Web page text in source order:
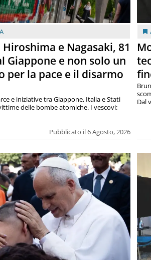
e Nagasaki, 81
Giappone e non solo un
per la pace e il disarmo
Pubblicato il 6 Agosto, 2026
e iniziative tra Giappone, Italia e Stati
delle bombe atomiche. I vescovi:
Dal